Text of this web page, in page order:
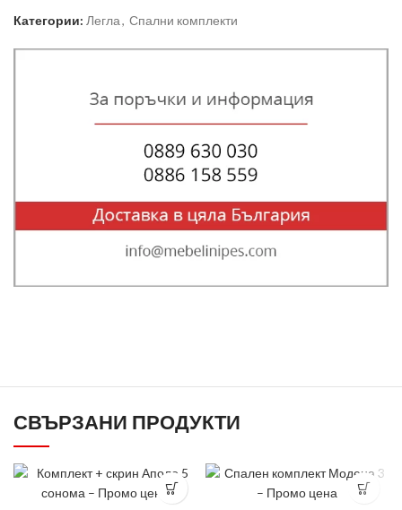
Категории: Легла, Спални комплекти
СВЪРЗАНИ ПРОДУКТИ